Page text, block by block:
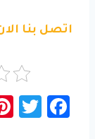
اتصل بنا
Fa
T